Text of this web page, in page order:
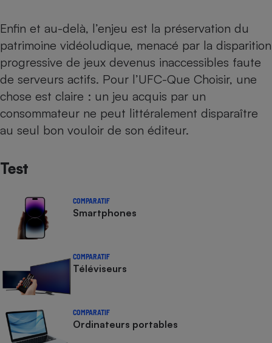
Enfin et au-delà, l’enjeu est la préservation du
patrimoine vidéoludique, menacé par la disparition
progressive de jeux devenus inaccessibles faute
de serveurs actifs. Pour l’UFC-Que Choisir, une
chose est claire : un jeu acquis par un
consommateur ne peut littéralement disparaître
au seul bon vouloir de son éditeur.
Test
COMPARATIF
Smartphones
COMPARATIF
Téléviseurs
COMPARATIF
Ordinateurs portables